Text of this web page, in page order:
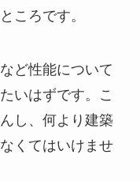
ころです。
ど性能について
いはずです。こ
し、何より建築
くてはいけませ